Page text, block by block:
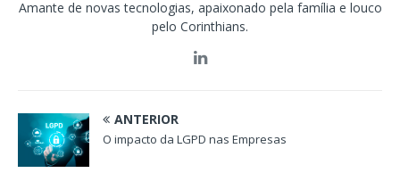
Amante de novas tecnologias, apaixonado pela família e louco
pelo Corinthians.
ANTERIOR
O impacto da LGPD nas Empresas